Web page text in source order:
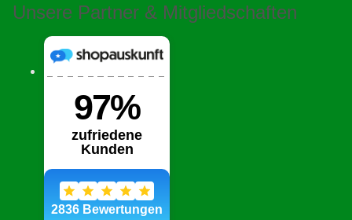
Unsere Partner & Mitgliedschaften